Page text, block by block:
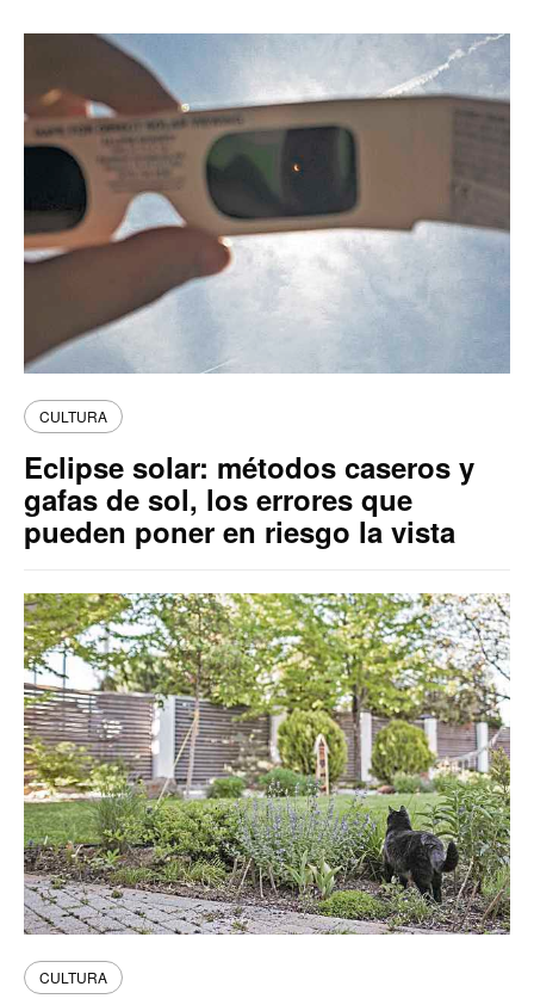
CULTURA
Eclipse solar: métodos caseros y
gafas de sol, los errores que
pueden poner en riesgo la vista
CULTURA